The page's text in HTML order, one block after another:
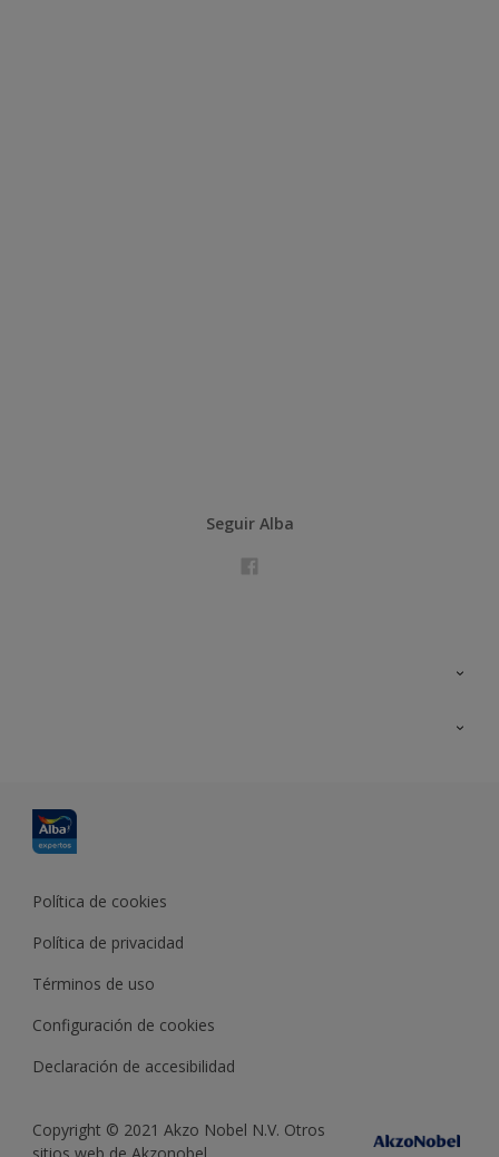
Seguir Alba
Política de cookies
Política de privacidad
Términos de uso
Configuración de cookies
Declaración de accesibilidad
Copyright © 2021 Akzo Nobel N.V. Otros
sitios web de Akzonobel